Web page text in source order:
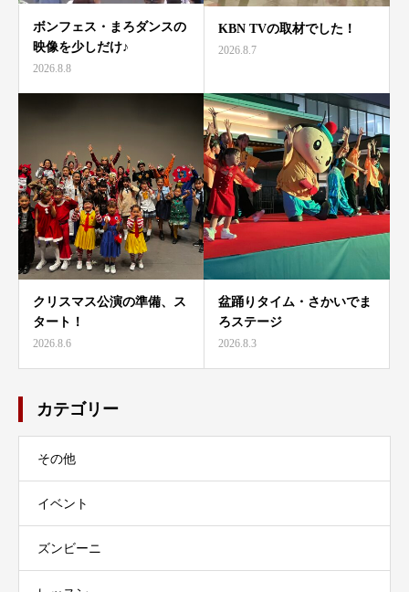
ボンフェス・まろダンスの
映像を少しだけ♪
2026.8.8
KBN TVの取材でした！
2026.8.7
クリスマス公演の準備、ス
タート！
2026.8.6
盆踊りタイム・さかいでま
ろステージ
2026.8.3
カテゴリー
その他
イベント
ズンビーニ